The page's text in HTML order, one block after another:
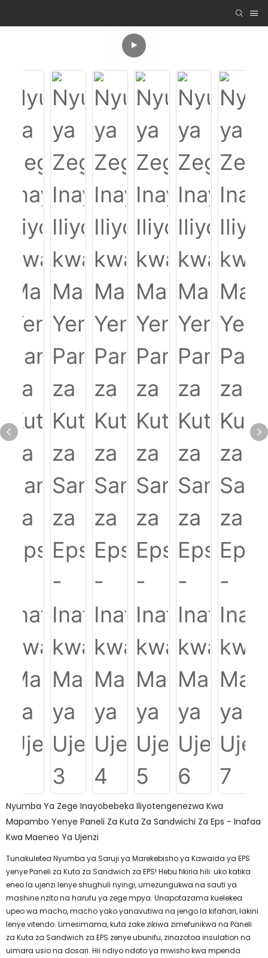
Nyumba Ya Zege Inayobebeka Iliyotengenezwa Kwa
Mapambo Yenye Paneli Za Kuta Za Sandwichi Za Eps - Inafaa
Kwa Maeneo Ya Ujenzi
Tunakuletea Nyumba ya Saruji ya Marekebisho ya Kawaida ya EPS
yenye Paneli za Kuta za Sandwich za EPS! Hebu fikiria hili: uko katika
eneo la ujenzi lenye shughuli nyingi, umezungukwa na sauti ya
mashine nzito na harufu ya zege mpya. Unapotazama kuelekea
upeo wa macho, macho yako yanavutiwa na jengo la kifahari, lakini
lenye vitendo. Limesimama, kuta zake zikiwa zimefunikwa na Paneli
za Kuta za Sandwich za EPS zenye ubunifu, zinazotoa insulation na
uimara usio na dosari. Hii ndiyo ndoto ya mwisho kwa mpenda